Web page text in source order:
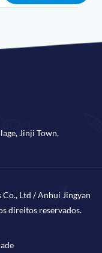
Jinji Town,
Ltd / Anhui Jingyan
direitos reservados.